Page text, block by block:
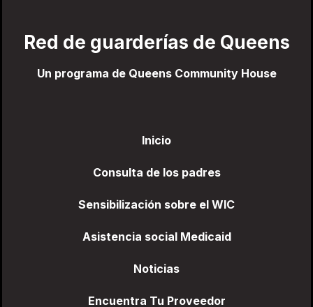
Red de guarderías de Queens
Un programa de Queens Community House
Inicio
Consulta de los padres
Sensibilización sobre el WIC
Asistencia social Medicaid
Noticias
Encuentra Tu Proveedor